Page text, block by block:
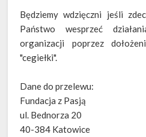
Będziemy wdzięczni jeśli
Państwo wesprzeć
organizacji poprzez
"cegiełki".
Dane do przelewu:
Fundacja z Pasją
ul. Bednorza 20
40-384 Katowice